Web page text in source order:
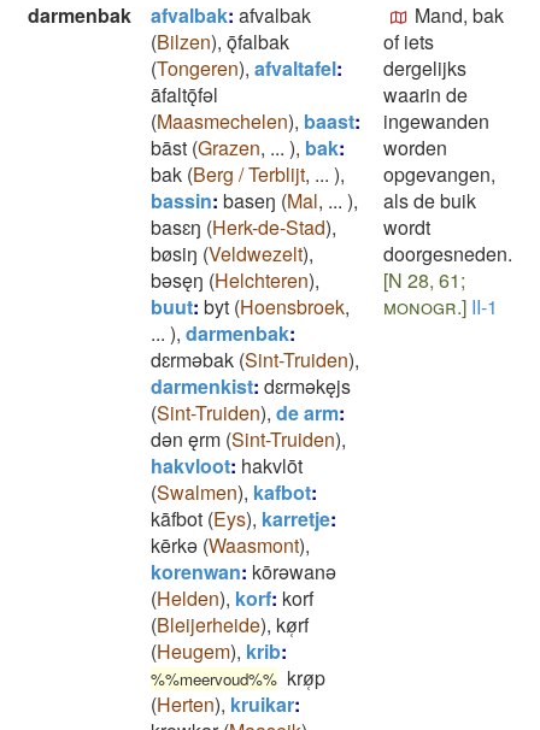
darmenbak
afvalbak: afvalbak
(Bilzen), ǭfalbak
(Tongeren), afvaltafel:
āfaltǭfǝl
(Maasmechelen), baast:
bāst (Grazen, ... ), bak:
bak (Berg / Terblijt, ... ),
bassin: baseŋ (Mal, ... ),
basɛŋ (Herk-de-Stad),
bøsiŋ (Veldwezelt),
bǝsęŋ (Helchteren),
buut: byt (Hoensbroek,
... ), darmenbak:
dɛrmǝbak (Sint-Truiden),
darmenkist: dɛrmǝkęjs
(Sint-Truiden), de arm:
dǝn ęrm (Sint-Truiden),
hakvloot: hakvlōt
(Swalmen), kafbot:
kāfbot (Eys), karretje:
kērkǝ (Waasmont),
korenwan: kōrǝwanǝ
(Helden), korf: korf
(Bleijerheide), kø̜rf
(Heugem), krib:
%%meervoud%% krø̜p
(Herten), kruikar:
Mand, bak
of iets
dergelijks
waarin de
ingewanden
worden
opgevangen,
als de buik
wordt
doorgesneden.
[N 28, 61;
monogr.] II-1